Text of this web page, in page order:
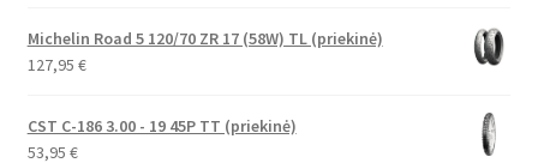
Michelin Road 5 120/70 ZR 17 (58W) TL (priekinė)
127,95 €
CST C-186 3.00 - 19 45P TT (priekinė)
53,95 €